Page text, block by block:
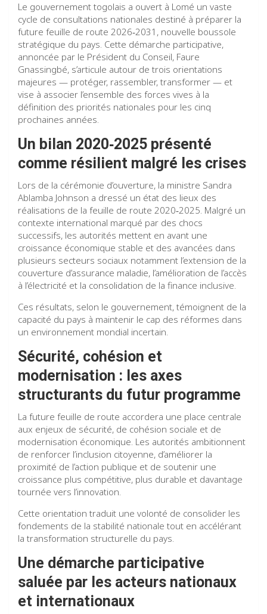
Le gouvernement togolais a ouvert à Lomé un vaste
cycle de consultations nationales destiné à préparer la
future feuille de route 2026‑2031, nouvelle boussole
stratégique du pays. Cette démarche participative,
annoncée par le Président du Conseil, Faure
Gnassingbé, s’articule autour de trois orientations
majeures — protéger, rassembler, transformer — et
vise à associer l’ensemble des forces vives à la
définition des priorités nationales pour les cinq
prochaines années.
Un bilan 2020‑2025 présenté
comme résilient malgré les crises
Lors de la cérémonie d’ouverture, la ministre Sandra
Ablamba Johnson a dressé un état des lieux des
réalisations de la feuille de route 2020‑2025. Malgré un
contexte international marqué par des chocs
successifs, les autorités mettent en avant une
croissance économique stable et des avancées dans
plusieurs secteurs sociaux notamment l’extension de la
couverture d’assurance maladie, l’amélioration de l’accès
à l’électricité et la consolidation de la finance inclusive.
Ces résultats, selon le gouvernement, témoignent de la
capacité du pays à maintenir le cap des réformes dans
un environnement mondial incertain.
Sécurité, cohésion et
modernisation : les axes
structurants du futur programme
La future feuille de route accordera une place centrale
aux enjeux de sécurité, de cohésion sociale et de
modernisation économique. Les autorités ambitionnent
de renforcer l’inclusion citoyenne, d’améliorer la
proximité de l’action publique et de soutenir une
croissance plus compétitive, plus durable et davantage
tournée vers l’innovation.
Cette orientation traduit une volonté de consolider les
fondements de la stabilité nationale tout en accélérant
la transformation structurelle du pays.
Une démarche participative
saluée par les acteurs nationaux
et internationaux